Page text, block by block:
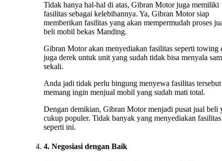
Tidak hanya hal-hal di atas, Gibran Motor juga memiliki
fasilitas sebagai kelebihannya. Ya, Gibran Motor siap
memberikan fasilitas yang akan mempermudah proses
beli mobil bekas Manding.
Gibran Motor akan menyediakan fasilitas seperti towing
juga derek untuk unit yang sudah tidak bisa menyala
sekali.
Anda jadi tidak perlu bingung menyewa fasilitas
memang ingin menjual mobil yang sudah mati total.
Dengan demikian, Gibran Motor menjadi pusat jual beli
cukup populer. Tidak banyak yang menyediakan fasilitas
seperti ini.
4. Negosiasi dengan Baik